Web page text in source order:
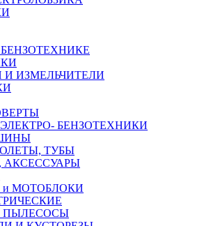
ИЗМЕЛЬЧИТЕЛИ
БЕНЗОТЕХНИКИ
ТУБЫ
и МОТОБЛОКИ